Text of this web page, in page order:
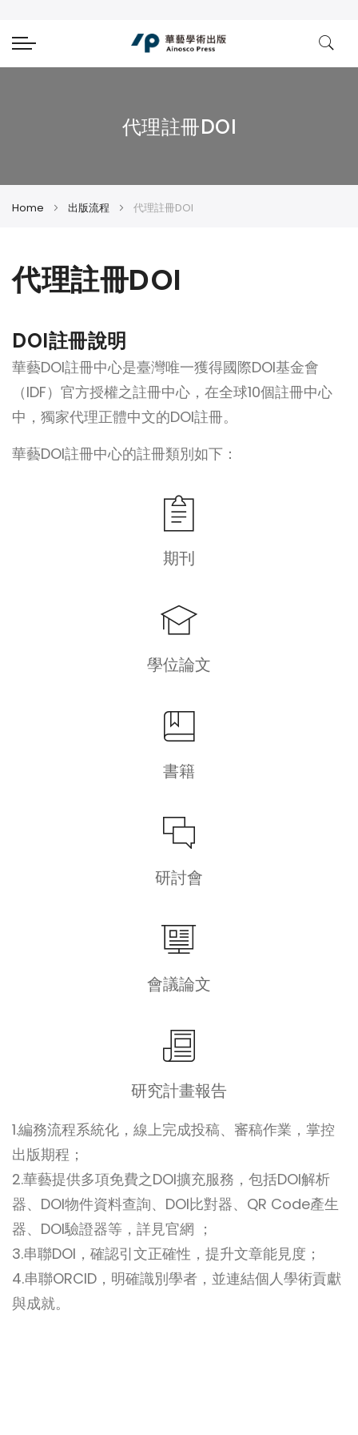
代理註冊DOI
Home 出版流程 代理註冊DOI
代理註冊DOI
DOI註冊說明
華藝DOI註冊中心是臺灣唯一獲得國際DOI基金會
（IDF）官方授權之註冊中心，在全球10個註冊中心
中，獨家代理正體中文的DOI註冊。
華藝DOI註冊中心的註冊類別如下：
期刊
學位論文
書籍
研討會
會議論文
研究計畫報告
1.編務流程系統化，線上完成投稿、審稿作業，掌控
出版期程；
2.華藝提供多項免費之DOI擴充服務，包括DOI解析
器、DOI物件資料查詢、DOI比對器、QR Code產生
器、DOI驗證器等，詳見官網 ；
3.串聯DOI，確認引文正確性，提升文章能見度；
4.串聯ORCID，明確識別學者，並連結個人學術貢獻
與成就。